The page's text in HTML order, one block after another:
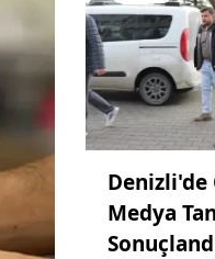
Denizli'de
Medya